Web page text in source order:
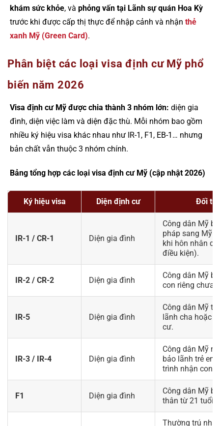
khám sức khỏe, và phỏng vấn tại Lãnh sự quán Hoa Kỳ
trước khi được cấp thị thực để nhập cảnh và nhận thẻ
xanh Mỹ (Green Card).
Phân biệt các loại visa định cư Mỹ phổ
biến năm 2026
Visa định cư Mỹ được chia thành 3 nhóm lớn: diện gia
đình, diện việc làm và diện đặc thù. Mỗi nhóm bao gồm
nhiều ký hiệu visa khác nhau như IR-1, F1, EB-1… nhưng
bản chất vẫn thuộc 3 nhóm chính.
Bảng tổng hợp các loại visa định cư Mỹ (cập nhật 2026)
Ký hiệu visa Diện định cư Đối
IR-1 / CR-1 Diện gia đình
Công dân Mỹ
pháp sang Mỹ
khi hôn nhân
điều kiện).
IR-2 / CR-2 Diện gia đình
Công dân Mỹ
con riêng chưa
IR-5 Diện gia đình
Công dân Mỹ
lãnh cha hoặc
cư.
IR-3 / IR-4 Diện gia đình
Công dân Mỹ
bảo lãnh trẻ
trình nhận con
F1 Diện gia đình
Công dân Mỹ
thân từ 21 tuổi
Thường trú